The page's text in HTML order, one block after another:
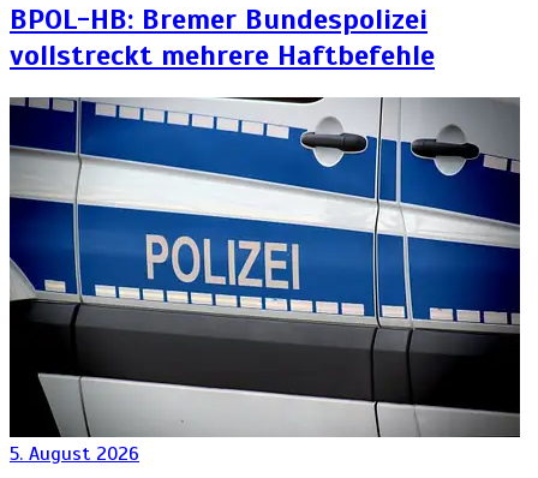
BPOL-HB: Bremer Bundespolizei
vollstreckt mehrere Haftbefehle
5. August 2026